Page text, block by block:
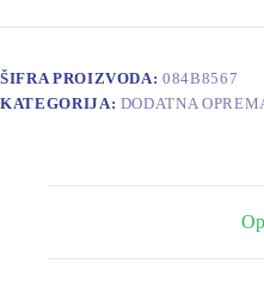
084B8567
ŠIFRA PROIZVODA:084B8567
KATEGORIJA: DODATNA